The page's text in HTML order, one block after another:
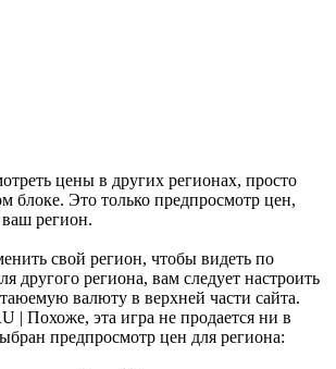
цены в других регионах, просто
блоке. Это только предпросмотр цен,
регион.
свой регион, чтобы видеть по
другого региона, вам следует настроить
валюту в верхней части сайта.
| Похоже, эта игра не продается ни в
предпросмотр цен для региона: